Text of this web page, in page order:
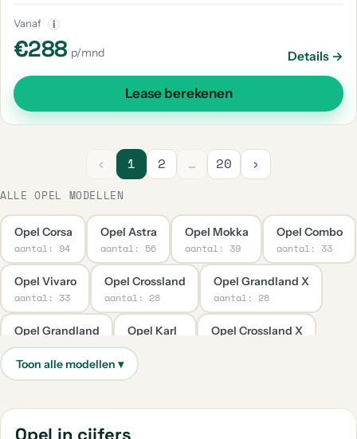
Vanaf i
€288 p/mnd Details →
Lease berekenen
‹ 1 2 … 20 ›
ALLE OPEL MODELLEN
Opel Corsa
aantal: 94
Opel Astra
aantal: 56
Opel Mokka
aantal: 39
Opel Combo
aantal: 33
Opel Vivaro
aantal: 33
Opel Crossland
aantal: 28
Opel Grandland X
aantal: 28
Opel Grandland
aantal: 24
Opel Karl
aantal: 21
Opel Crossland X
Opel Corsa-E Opel Insignia
Opel Mokka X Opel Vivaro-E
Opel in cijfers